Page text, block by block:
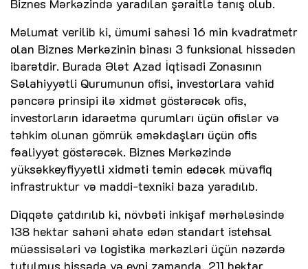
Məlumat verilib ki, ümumi sahəsi 16 min kvadratmetr
olan Biznes Mərkəzinin binası 3 funksional hissədən
ibarətdir. Burada Ələt Azad İqtisadi Zonasının
Səlahiyyətli Qurumunun ofisi, investorlara vahid
pəncərə prinsipi ilə xidmət göstərəcək ofis,
investorların idarəetmə qurumları üçün ofislər və
təhkim olunan gömrük əməkdaşları üçün ofis
fəaliyyət göstərəcək. Biznes Mərkəzində
yüksəkkeyfiyyətli xidməti təmin edəcək müvafiq
infrastruktur və maddi-texniki baza yaradılıb.
Diqqətə çatdırılıb ki, növbəti inkişaf mərhələsində
138 hektar sahəni əhatə edən standart istehsal
müəssisələri və logistika mərkəzləri üçün nəzərdə
tutulmuş hissədə və eyni zamanda, 211 hektar